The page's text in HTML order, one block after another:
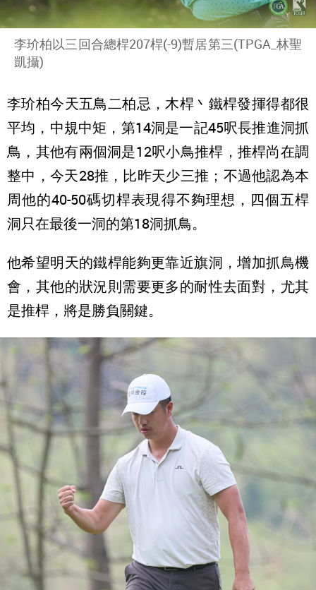
李玠柏以三回合總桿207桿(-9)暫居第三(TPGA_林聖
凱攝)
李玠柏今天五鳥二柏忌，木桿丶鐵桿發揮得都很
平均，中規中矩，第14洞是一記45呎長推進洞抓
鳥，其他有兩個洞是12呎小鳥推桿，推桿尚在調
整中，今天28推，比昨天少三推；不過他認為本
周他的40-50碼切桿表現得不夠理想，四個五桿
洞只在最後一洞的第18洞抓鳥。
他希望明天的鐵桿能夠更靠近旗洞，增加抓鳥機
會，其他的狀況則需要更多的耐性去面對，尤其
是推桿，將是勝負關鍵。